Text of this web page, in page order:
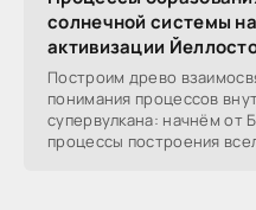
солнечной системы
активизации
Построим древо
понимания процессов
супервулкана: начнём от
процессы построения